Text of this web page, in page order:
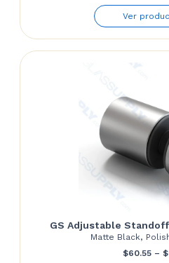
Ver
GS Adjustable
Matte Black,
$60.55 – $